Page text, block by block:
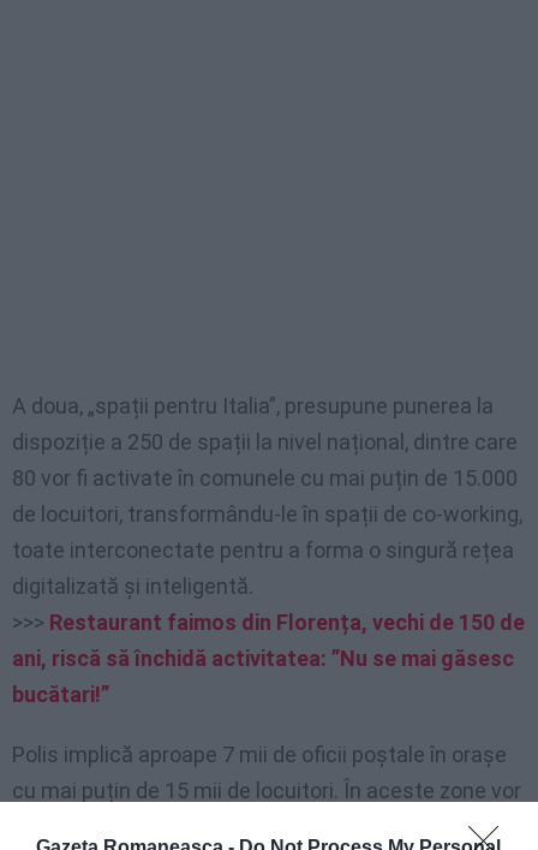
A doua, „spații pentru Italia”, presupune punerea la
dispoziție a 250 de spații la nivel național, dintre care
80 vor fi activate în comunele cu mai puțin de 15.000
de locuitori, transformându-le în spații de co-working,
toate interconectate pentru a forma o singură rețea
digitalizată și inteligentă.
>>> Restaurant faimos din Florența, vechi de 150 de
ani, riscă să închidă activitatea: ”Nu se mai găsesc
bucătari!”
Polis implică aproape 7 mii de oficii poștale în orașe
cu mai puțin de 15 mii de locuitori. În aceste zone vor
fi înființate „birouri Polis”, ghișee unice pentru servicii